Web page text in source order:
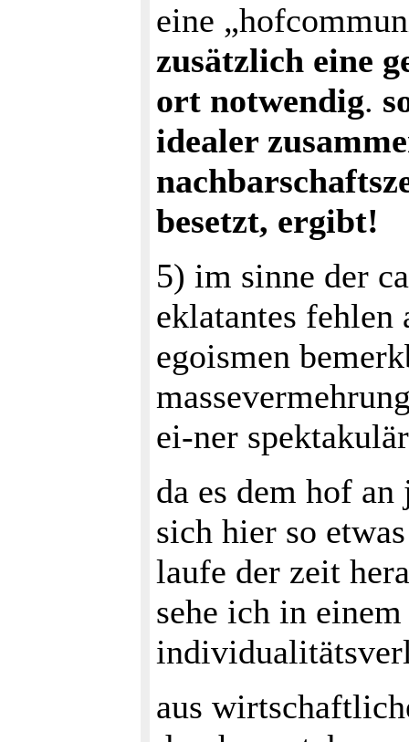
eine
zusätzlich eine
ort notwendig.
idealer
besetzt, ergibt!
5) im sinne der
eklatantes
egoismen
ei-ner
da es dem hof
sich hier so
laufe der zeit
sehe ich in
aus